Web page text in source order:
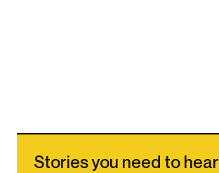
Stories you need to hear